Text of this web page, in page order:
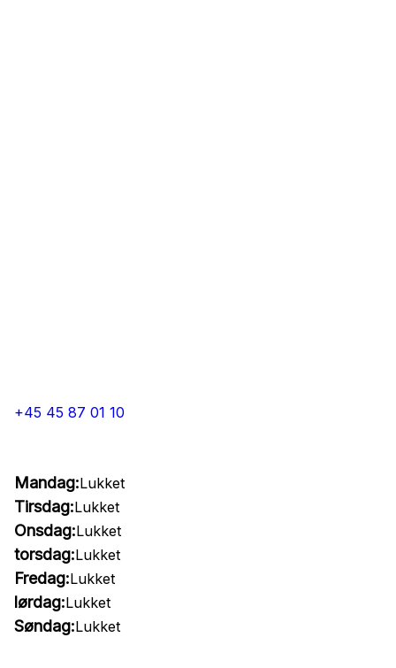
+45 45 87 01 10
Mandag:Lukket
Tirsdag:Lukket
Onsdag:Lukket
torsdag:Lukket
Fredag:Lukket
lørdag:Lukket
Søndag:Lukket